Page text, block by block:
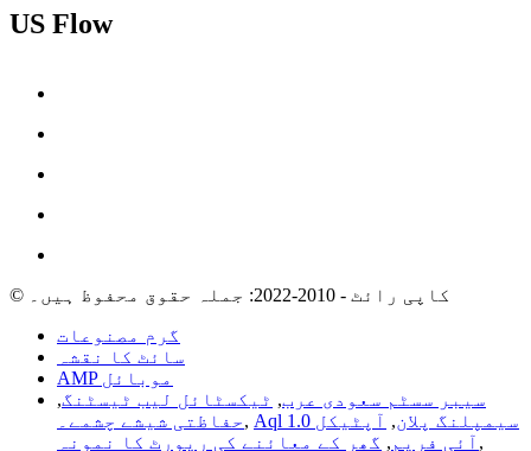
US Flow
© کاپی رائٹ - 2010-2022: جملہ حقوق محفوظ ہیں۔
گرم مصنوعات
سائٹ کا نقشہ
AMP موبائل
سیبر سسٹم سعودی عرب, ٹیکسٹائل لیب ٹیسٹنگ,
حفاظتی شیشے چشمے۔, Aql 1.0 سیمپلنگ پلان, آپٹیکل
آئی فریم , گھر کے معائنے کی رپورٹ کا نمونہ ,